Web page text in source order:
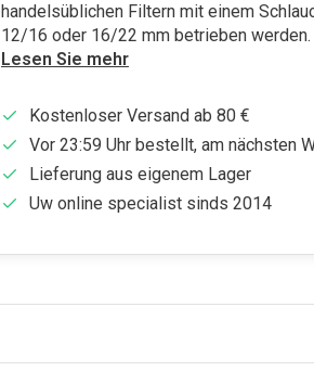
handelsüblichen Filtern mit einem
12/16 oder 16/22 mm betrieben werden.
Lesen Sie mehr
Kostenloser Versand ab 80 €
Vor 23:59 Uhr bestellt, am nächsten
Lieferung aus eigenem Lager
Uw online specialist sinds 2014